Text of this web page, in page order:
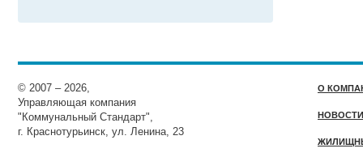
© 2007 – 2026,
Управляющая компания
"Коммунальный Стандарт",
г. Краснотурьинск, ул. Ленина, 23
О
НОВОСТИ